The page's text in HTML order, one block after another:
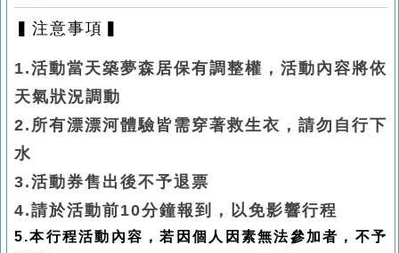
▍注意事項▍
1.活動當天築夢森居保有調整權，活動內容將依
天氣狀況調動
2. 所有漂漂河體驗皆需穿著救生衣，請勿自行下
水
3.活動券售出後不予退票
4.請於活動前10分鐘報到，以免影響行程
5.本行程活動內容，若因個人因素無法參加者，不予